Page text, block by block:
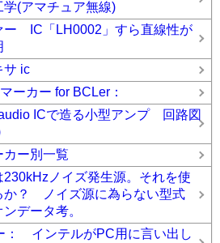
(アマチュア無線)
ー IC「LH0002」すら直線性が
サ ic
ーカー for BCLer：
ICで造る小型アンプ 回路図
ー別一覧
ノイズ発生源。それを使
か？ ノイズ源に為らない型式
データ考。
： インテルがPC用に言い出し